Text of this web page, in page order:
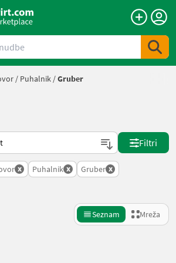
/ Puhalnik /Gruber
Landwirt.com
Filtri
x Puhalnik x Gruber x
Seznam Mreža